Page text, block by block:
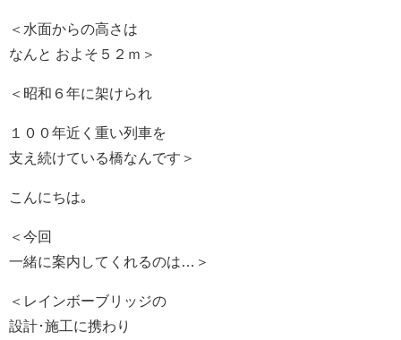
＜水面からの高さは
なんと およそ５２ｍ＞
＜昭和６年に架けられ
１００年近く重い列車を
支え続けている橋なんです＞
こんにちは｡
＜今回
一緒に案内してくれるのは…＞
＜レインボーブリッジの
設計･施工に携わり